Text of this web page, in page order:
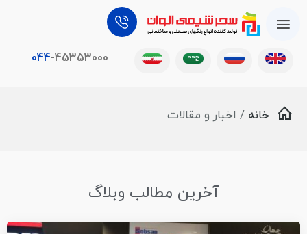
044-45353000
خانه / اخبار و مقالات
آخرین مطالب وبلاگ